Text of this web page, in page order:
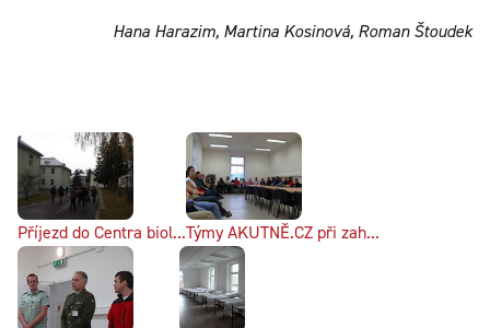
Hana Harazim, Martina Kosinová, Roman Štoudek
Příjezd do Centra biol...Týmy AKUTNĚ.CZ při zah...